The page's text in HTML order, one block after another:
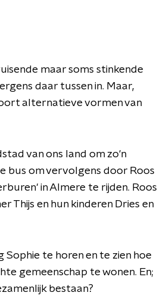
maar soms stinkende
daar tussen in. Maar,
alternatieve vormen van
van ons land om zo'n
bus om vervolgens door Roos
in Almere te rijden. Roos
Thijs en hun kinderen Dries en
Sophie te horen en te zien hoe
gemeenschap te wonen. En;
bestaan?